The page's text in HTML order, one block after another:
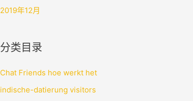
2019年12月
分类目录
Chat Friends hoe werkt het
indische-datierung visitors